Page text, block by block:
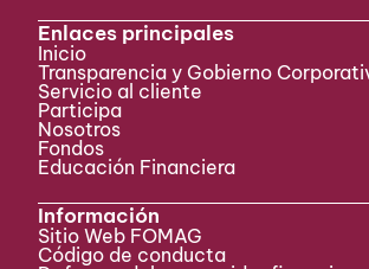
Enlaces principales
Inicio
Transparencia y Gobierno
Servicio al cliente
Participa ​
Nosotros
Fondos
Educación Financiera
Información
Sitio Web FOMAG
Código de conducta